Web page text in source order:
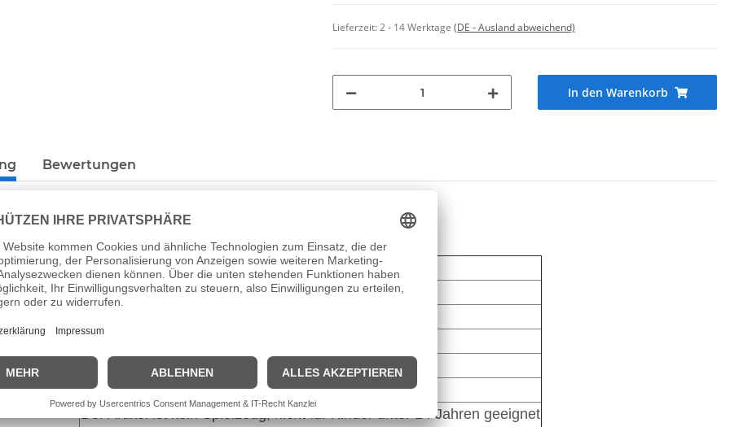
Lieferzeit:2 - 14 Werktage (DE - Ausland abweichend)
In den Warenkorb
Bewertungen
nach Art 19 GPSR
Thorben Jacobs
Erikstrasse 12, 24837 Schleswig
Person:
Siehe Beschreibung
Siehe Beschreibung
Der Artikel ist kein Spielzeug, nicht für Kinder unter 14 Jahren geeignet